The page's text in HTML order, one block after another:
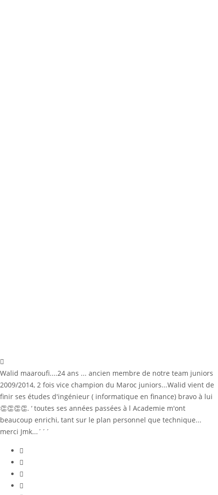
Walid maaroufi....24 ans ... ancien membre de notre team juniors
2009/2014, 2 fois vice champion du Maroc juniors...Walid vient de
finir ses études d'ingénieur ( informatique en finance) bravo à lui
👏👏👏👏. ‘ toutes ses années passées à l Academie m'ont
beaucoup enrichi, tant sur le plan personnel que technique...
merci Jmk...´´´